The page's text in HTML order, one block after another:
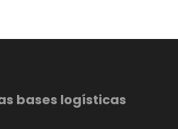
bases logísticas